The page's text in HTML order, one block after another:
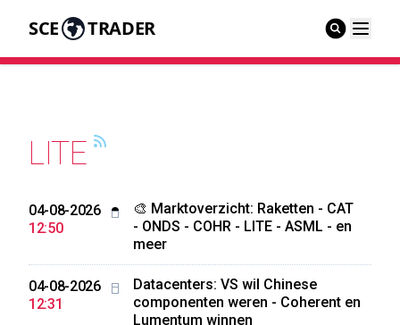
SCE TRADER
LITE
04-08-2026
12:50
🎨 Marktoverzicht: Raketten - CAT
- ONDS - COHR - LITE - ASML - en
meer
04-08-2026
12:31
Datacenters: VS wil Chinese
componenten weren - Coherent en
Lumentum winnen